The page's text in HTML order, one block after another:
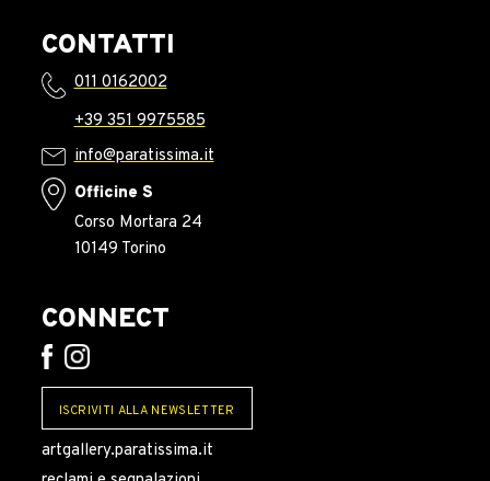
CONTATTI
011 0162002
+39 351 9975585
info@paratissima.it
Officine S
Corso Mortara 24
10149 Torino
CONNECT
ISCRIVITI ALLA NEWSLETTER
artgallery.paratissima.it